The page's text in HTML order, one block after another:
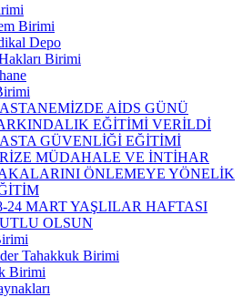
Birimi
Depo
Birimi
AİDS GÜNÜ
EĞİTİMİ VERİLDİ
GÜVENLİĞİ EĞİTİMİ
MÜDAHALE VE İNTİHAR
ÖNLEMEYE YÖNELİK
24 MART YAŞLILAR HAFTASI
OLSUN
Tahakkuk Birimi
Birimi